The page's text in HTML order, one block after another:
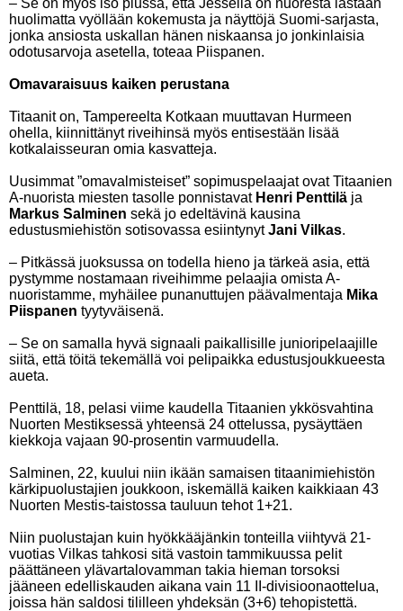
– Se on myös iso plussa, että Jessellä on nuoresta iästään
huolimatta vyöllään kokemusta ja näyttöjä Suomi-sarjasta,
jonka ansiosta uskallan hänen niskaansa jo jonkinlaisia
odotusarvoja asetella, toteaa Piispanen.
Omavaraisuus kaiken perustana
Titaanit on, Tampereelta Kotkaan muuttavan Hurmeen
ohella, kiinnittänyt riveihinsä myös entisestään lisää
kotkalaisseuran omia kasvatteja.
Uusimmat ”omavalmisteiset” sopimuspelaajat ovat Titaanien
A-nuorista miesten tasolle ponnistavat Henri Penttilä ja
Markus Salminen sekä jo edeltävinä kausina
edustusmiehistön sotisovassa esiintynytJani Vilkas.
– Pitkässä juoksussa on todella hieno ja tärkeä asia, että
pystymme nostamaan riveihimme pelaajia omista A-
nuoristamme, myhäilee punanuttujen päävalmentaja Mika
Piispanen tyytyväisenä.
– Se on samalla hyvä signaali paikallisille junioripelaajille
siitä, että töitä tekemällä voi pelipaikka edustusjoukkueesta
aueta.
Penttilä, 18, pelasi viime kaudella Titaanien ykkösvahtina
Nuorten Mestiksessä yhteensä 24 ottelussa, pysäyttäen
kiekkoja vajaan 90-prosentin varmuudella.
Salminen, 22, kuului niin ikään samaisen titaanimiehistön
kärkipuolustajien joukkoon, iskemällä kaiken kaikkiaan 43
Nuorten Mestis-taistossa tauluun tehot 1+21.
Niin puolustajan kuin hyökkääjänkin tonteilla viihtyvä 21-
vuotias Vilkas tahkosi sitä vastoin tammikuussa pelit
päättäneen ylävartalovamman takia hieman torsoksi
jääneen edelliskauden aikana vain 11 II-divisioonaottelua,
joissa hän saldosi tililleen yhdeksän (3+6) tehopistettä.